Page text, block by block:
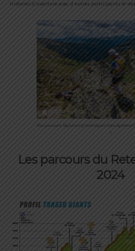
histoires d’aventure avec d’autres participants et
Des parcours Skyrunning techniques mais
!
Les parcours du
2024